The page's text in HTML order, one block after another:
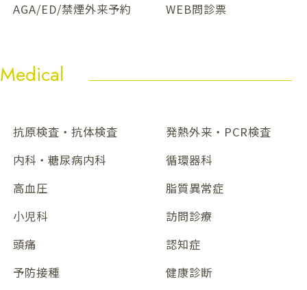
AGA/ED/禁煙外来予約
WEB問診票
Medical
抗原検査・抗体検査
発熱外来・PCR検査
内科・糖尿病内科
循環器科
高血圧
脂質異常症
小児科
訪問診療
頭痛
認知症
予防接種
健康診断